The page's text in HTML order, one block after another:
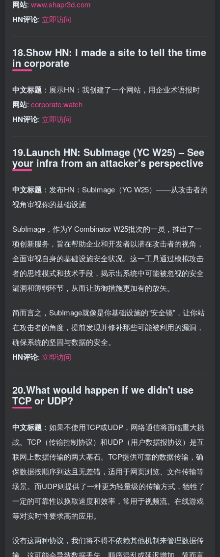
网站: www.shapr3d.com
HN评论: 立即访问
18.Show HN: I made a site to tell the time
in corporate
中文标题 ：展示HN：我创建了一个网站，用企业术语报时
网站: corporate.watch
HN评论: 立即访问
19.Launch HN: SubImage (YC W25) – See
your infra from an attacker's perspective
中文标题 ：发布HN：SubImage（YC W25）——从攻击者的
视角审视你的基础设施
SubImage，作为Y Combinator W25批次的一员，推出了一
项创新服务，旨在帮助企业和开发者以潜在攻击者的视角，
全面审视自身的基础设施安全状况。这一工具通过模拟攻击
者的思维模式和技术手段，揭示出系统中可能被忽视的安全
漏洞和薄弱环节，从而让防御措施更加有的放矢。
简而言之，SubImage就像是你基础设施的“安全镜”，让你站
在攻击者的角度，提前发现并修补那些可能被利用的漏洞，
确保系统的坚固与数据的安全。
HN评论: 立即访问
20.What would happen if we didn't use
TCP or UDP?
中文标题 ：如果不使用TCP或UDP，网络通信将面临重大挑
战。TCP（传输控制协议）和UDP（用户数据报协议）是互
联网上数据传输的两大基石。TCP提供可靠的数据传输，确
保数据按顺序到达且无差错，适用于网页浏览、文件传输等
场景。而UDP则提供了一种更为轻量级的传输方式，牺牲了
一定的可靠性以换取速度和效率，常用于视频流、在线游戏
等对实时性要求高的应用。
没有这两种协议，我们将不得不依赖其他机制来管理数据传
输，这可能会导致数据丢失、顺序混乱或延迟增加。简而言